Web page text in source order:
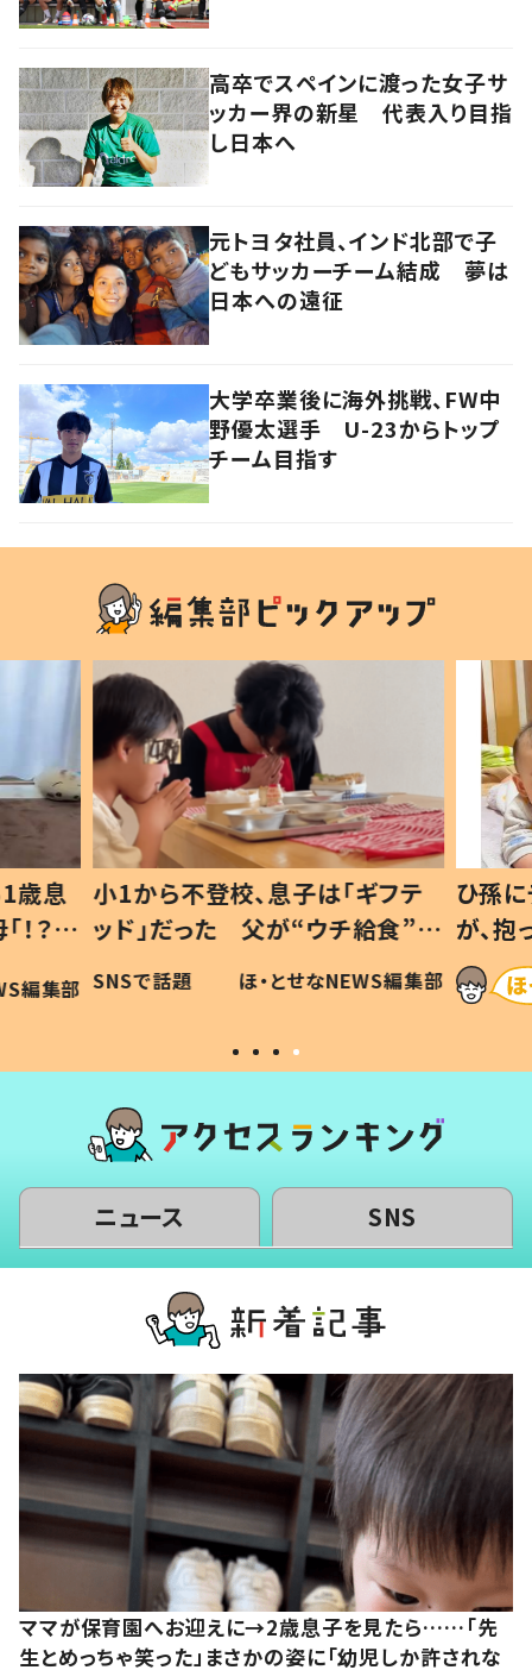
高卒でスペインに渡った女子サ
ッカー界の新星 代表入り目指
し日本へ
元トヨタ社員、インド北部で子
どもサッカーチーム結成 夢は
日本への遠征
大学卒業後に海外挑戦、FW中
野優太選手 U-23からトップ
チーム目指す
歳息
？」
編集部
小1から不登校、息子は「ギフテ
ッド」だった 父が“ウチ給食”を
作り続ける理由とは #令和の親
#令和の子
SNSで話題 ほ・とせなNEWS編集部
ひ孫
が、
「涙が
い」
ニュース SNS
ママが保育園へお迎えに→2歳息子を見たら……「先
生とめっちゃ笑った」まさかの姿に「幼児しか許されな